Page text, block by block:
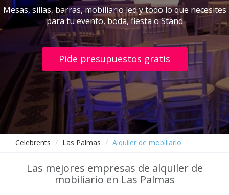
Mesas, sillas, barras, mobiliario led y todo lo que necesites
para tu evento, boda, fiesta o Stand
Pide presupuestos gratis
Celebrents Las Palmas Alquiler de mobiliario
Las mejores empresas de alquiler de
mobiliario en Las Palmas